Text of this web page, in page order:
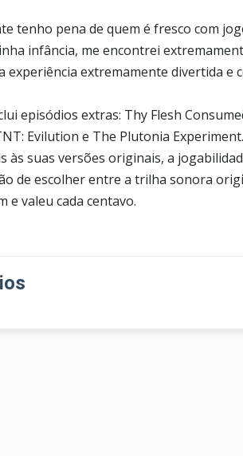
tenho pena de quem é fresco com
infância, me encontrei
experiência extremamente divertida e
episódios extras: Thy Flesh
Evilution e The Plutonia
às suas versões originais, a
de escolher entre a trilha sonora
e valeu cada centavo.